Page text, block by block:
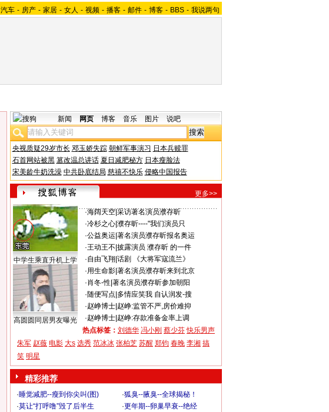
汽车 - 房产 - 家居 - 女人 - 视频 - 播客 - 邮件 - 博客 - BBS - 我说两句
新闻 网页 博客 音乐 图片 说吧
央视质疑29岁市长 邓玉娇失踪 朝鲜军事演习 日本兵赎罪
石首网站被黑 篡改温总讲话 夏日减肥秘方 日本瘦脸法
宋美龄牛奶洗澡 中共卧底结局 慈禧不快乐 侵略中国报告
更多>>
中学生乘直升机上学
高圆圆同居男友曝光
·海阔天空| 采访著名演员濮存昕
·冷杉之心| 濮存昕----"我们演员只
·公益奥运| 著名演员濮存昕报名奥运
·王动王不 披露演员 濮存昕 的一件
·自由飞翔 话剧 《大将军寇流兰》
·用生命影| 著名演员濮存昕来到北京
·肖冬-性| 著名演员濮存昕参加朝阳
·随便写点 多情应笑我 自认润发-搜
·赵峥博士| 赵峥:监管不严,房价难抑
·赵峥博士| 赵峥:存款准备金率上调
热点标签： 刘德华 冯小刚 蔡少芬 快乐男声
朱军 赵薇 电影 大s 选秀 范冰冰 张柏芝 苏醒 郑钧 春晚 李湘 搞
笑 明星
精彩推荐
·睡觉减肥--瘦到你尖叫(图) ·狐臭--腋臭--全球揭秘！
·莫让“打呼噜”毁了后半生 ·更年期--卵巢早衰--绝经